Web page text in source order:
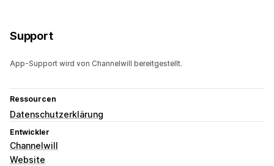
Support
App-Support wird von Channelwill bereitgestellt.
Ressourcen
Datenschutzerklärung
Entwickler
Channelwill
Website